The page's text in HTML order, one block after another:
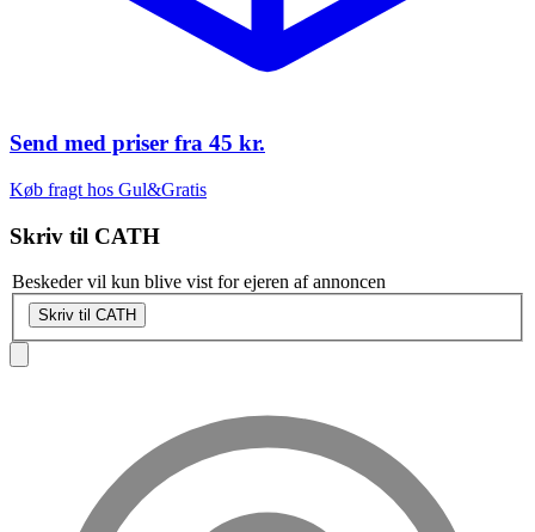
Send med priser fra 45 kr.
Køb fragt hos Gul&Gratis
Skriv til CATH
Beskeder vil kun blive vist for ejeren af annoncen
Skriv til CATH